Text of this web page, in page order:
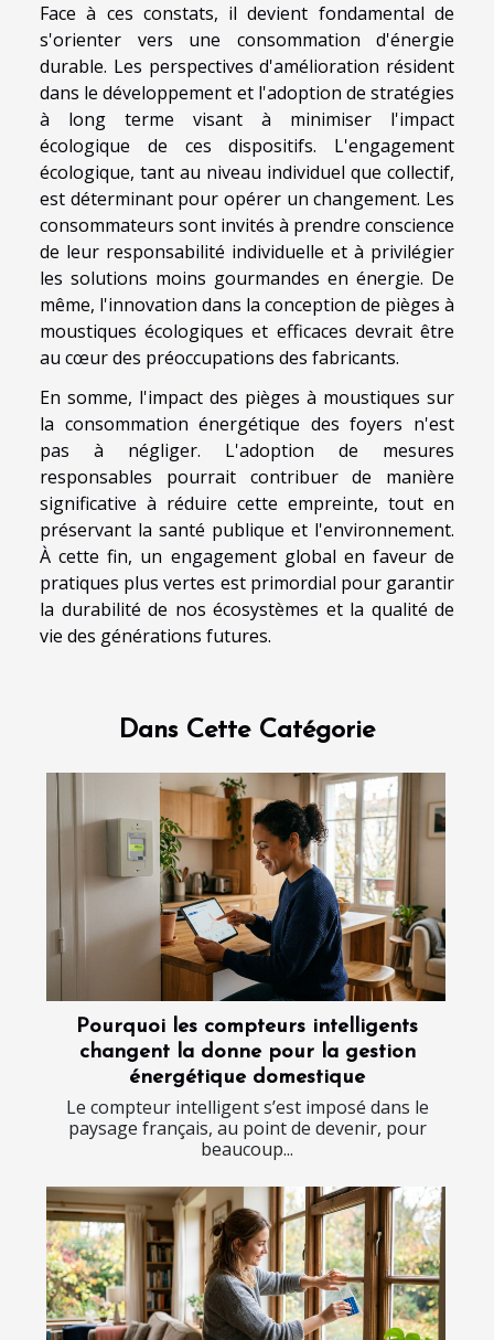
Face à ces constats, il devient fondamental de
s'orienter vers une consommation d'énergie
durable. Les perspectives d'amélioration résident
dans le développement et l'adoption de stratégies
à long terme visant à minimiser l'impact
écologique de ces dispositifs. L'engagement
écologique, tant au niveau individuel que collectif,
est déterminant pour opérer un changement. Les
consommateurs sont invités à prendre conscience
de leur responsabilité individuelle et à privilégier
les solutions moins gourmandes en énergie. De
même, l'innovation dans la conception de pièges à
moustiques écologiques et efficaces devrait être
au cœur des préoccupations des fabricants.
En somme, l'impact des pièges à moustiques sur
la consommation énergétique des foyers n'est
pas à négliger. L'adoption de mesures
responsables pourrait contribuer de manière
significative à réduire cette empreinte, tout en
préservant la santé publique et l'environnement.
À cette fin, un engagement global en faveur de
pratiques plus vertes est primordial pour garantir
la durabilité de nos écosystèmes et la qualité de
vie des générations futures.
Dans Cette Catégorie
Pourquoi les compteurs intelligents
changent la donne pour la gestion
énergétique domestique
Le compteur intelligent s’est imposé dans le
paysage français, au point de devenir, pour
beaucoup...